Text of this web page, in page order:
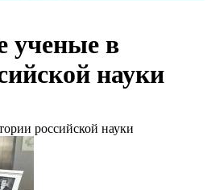
ученые в
науки
российской науки